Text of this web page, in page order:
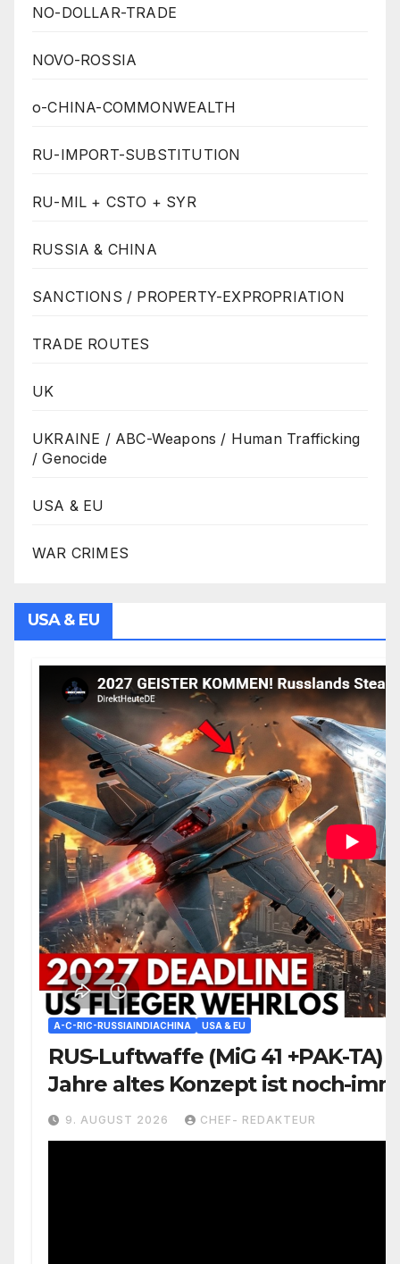
NO-DOLLAR-TRADE
NOVO-ROSSIA
o-CHINA-COMMONWEALTH
RU-IMPORT-SUBSTITUTION
RU-MIL + CSTO + SYR
RUSSIA & CHINA
SANCTIONS / PROPERTY-EXPROPRIATION
TRADE ROUTES
UK
UKRAINE / ABC-Weapons / Human Trafficking
/ Genocide
USA & EU
WAR CRIMES
USA & EU
A-C-RIC-RUSSIAINDIACHINA USA & EU
RUS-Luftwaffe (MiG 41 +PAK-
Jahre altes Konzept ist noch-
aktiv
9. AUGUST 2026 CHEF- REDAKTEUR